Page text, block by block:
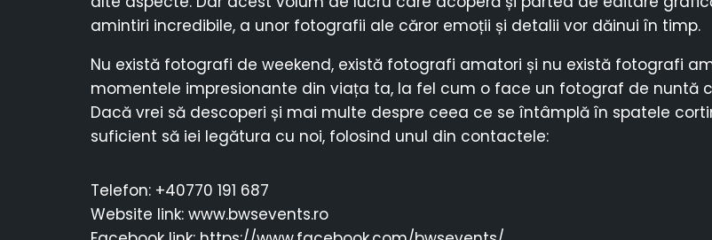
amintiri incredibile, a unor fotografii ale căror emoții și detalii vor dăinui în timp.
Nu există fotografi de weekend, există fotografi amatori și nu există fotografi
momentele impresionante din viața ta, la fel cum o face un fotograf de nuntă
Dacă vrei să descoperi și mai multe despre ceea ce se întâmplă în spatele
suficient să iei legătura cu noi, folosind unul din contactele:
Telefon: +40770 191 687
Website link: www.bwsevents.ro